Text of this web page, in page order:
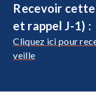
Recevoir
et rappel J-1) :
Cliquez ici pour
veille